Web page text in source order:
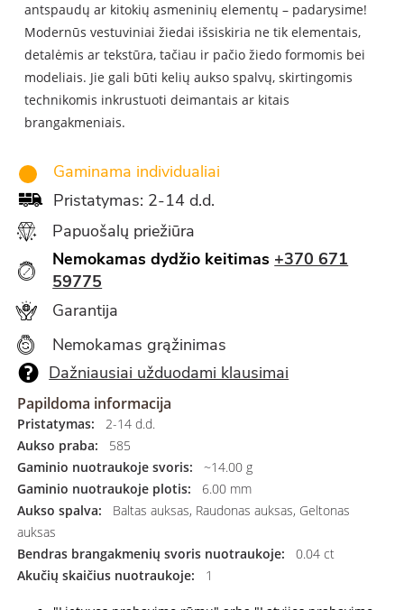
antspaudų ar kitokių asmeninių elementų – padarysime!
Modernūs vestuviniai žiedai išsiskiria ne tik elementais,
detalėmis ar tekstūra, tačiau ir pačio žiedo formomis bei
modeliais. Jie gali būti kelių aukso spalvų, skirtingomis
technikomis inkrustuoti deimantais ar kitais
brangakmeniais.
Gaminama individualiai
Pristatymas: 2-14 d.d.
Papuošalų priežiūra
Nemokamas dydžio keitimas +370 671
59775
Garantija
Nemokamas grąžinimas
Dažniausiai užduodami klausimai
Papildoma informacija
Pristatymas:
2-14 d.d.
Aukso praba:
585
Gaminio nuotraukoje svoris:
~14.00 g
Gaminio nuotraukoje plotis:
6.00 mm
Aukso spalva:
Baltas auksas, Raudonas auksas, Geltonas
auksas
Bendras brangakmenių svoris nuotraukoje:
0.04 ct
Akučių skaičius nuotraukoje:
1